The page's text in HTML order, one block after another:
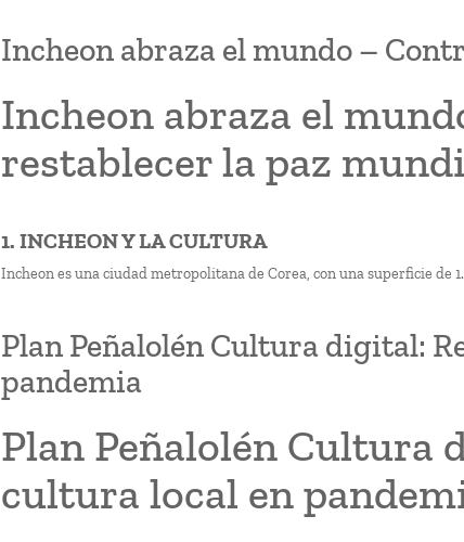
Incheon abraza el mundo –
Incheon abraza el
restablecer la paz
1. INCHEON Y LA CULTURA
Incheon es una ciudad metropolitana de Corea, con una superficie de
Plan Peñalolén Cultura digital:
pandemia
Plan Peñalolén Cultura
cultura local en